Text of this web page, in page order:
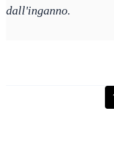
dall'inganno.